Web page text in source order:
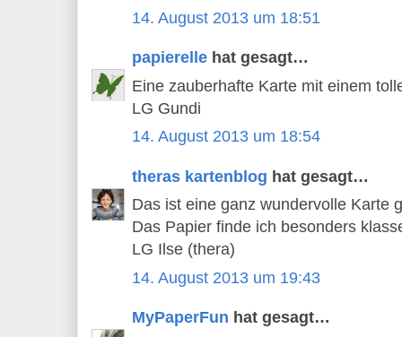
14. August 2013 um 18:51
papierelle hat gesagt…
Eine zauberhafte Karte mit einem
LG Gundi
14. August 2013 um 18:54
theras kartenblog hat gesagt…
Das ist eine ganz wundervolle Karte
Das Papier finde ich besonders
LG Ilse (thera)
14. August 2013 um 19:43
MyPaperFun hat gesagt…